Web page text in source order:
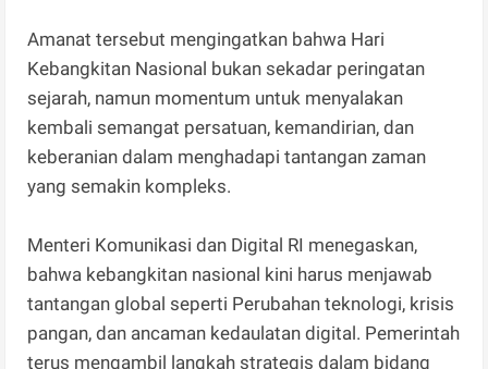
Amanat tersebut mengingatkan bahwa Hari
Kebangkitan Nasional bukan sekadar peringatan
sejarah, namun momentum untuk menyalakan
kembali semangat persatuan, kemandirian, dan
keberanian dalam menghadapi tantangan zaman
yang semakin kompleks.
Menteri Komunikasi dan Digital RI menegaskan,
bahwa kebangkitan nasional kini harus menjawab
tantangan global seperti Perubahan teknologi, krisis
pangan, dan ancaman kedaulatan digital. Pemerintah
terus mengambil langkah strategis dalam bidang